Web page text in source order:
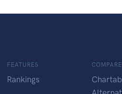
FEATURES
Rankings
COMPARE